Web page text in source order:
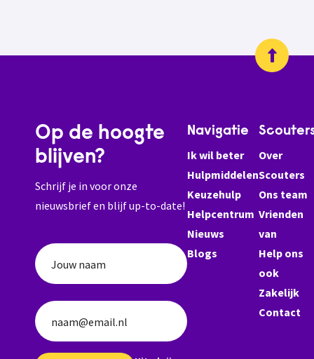
Op de hoogte
blijven?
Schrijf je in voor onze
nieuwsbrief en blijf up-to-date!
Jouw naam
naam@email.nl
Navigatie
Ik wil beter
Hulpmiddelen
Keuzehulp
Helpcentrum
Nieuws
Blogs
Over
Scouters
Ons team
Vrienden
van
Help ons
ook
Zakelijk
Contact